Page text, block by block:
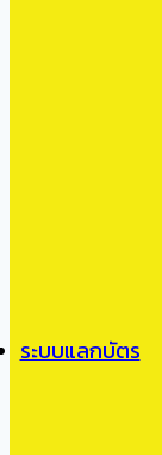
ระบบแลกบัตร